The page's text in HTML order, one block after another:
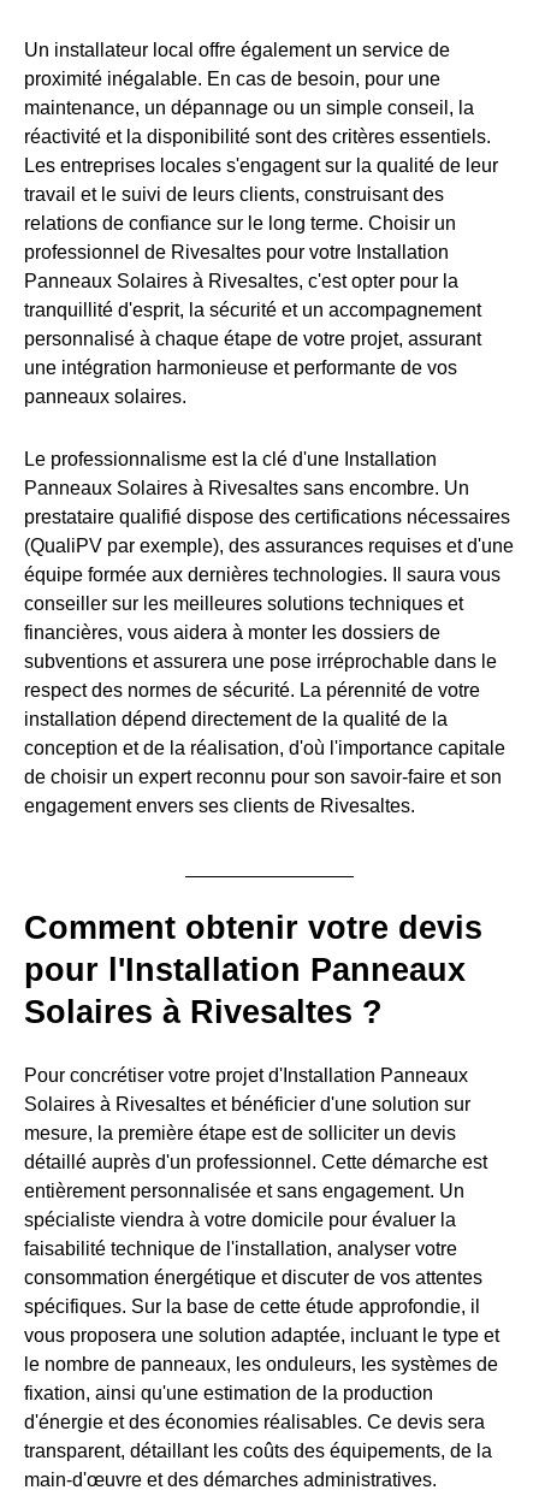
Un installateur local offre également un service de
proximité inégalable. En cas de besoin, pour une
maintenance, un dépannage ou un simple conseil, la
réactivité et la disponibilité sont des critères essentiels.
Les entreprises locales s'engagent sur la qualité de leur
travail et le suivi de leurs clients, construisant des
relations de confiance sur le long terme. Choisir un
professionnel de Rivesaltes pour votre Installation
Panneaux Solaires à Rivesaltes, c'est opter pour la
tranquillité d'esprit, la sécurité et un accompagnement
personnalisé à chaque étape de votre projet, assurant
une intégration harmonieuse et performante de vos
panneaux solaires.
Le professionnalisme est la clé d'une Installation
Panneaux Solaires à Rivesaltes sans encombre. Un
prestataire qualifié dispose des certifications nécessaires
(QualiPV par exemple), des assurances requises et d'une
équipe formée aux dernières technologies. Il saura vous
conseiller sur les meilleures solutions techniques et
financières, vous aidera à monter les dossiers de
subventions et assurera une pose irréprochable dans le
respect des normes de sécurité. La pérennité de votre
installation dépend directement de la qualité de la
conception et de la réalisation, d'où l'importance capitale
de choisir un expert reconnu pour son savoir-faire et son
engagement envers ses clients de Rivesaltes.
Comment obtenir votre devis
pour l'Installation Panneaux
Solaires à Rivesaltes ?
Pour concrétiser votre projet d'Installation Panneaux
Solaires à Rivesaltes et bénéficier d'une solution sur
mesure, la première étape est de solliciter un devis
détaillé auprès d'un professionnel. Cette démarche est
entièrement personnalisée et sans engagement. Un
spécialiste viendra à votre domicile pour évaluer la
faisabilité technique de l'installation, analyser votre
consommation énergétique et discuter de vos attentes
spécifiques. Sur la base de cette étude approfondie, il
vous proposera une solution adaptée, incluant le type et
le nombre de panneaux, les onduleurs, les systèmes de
fixation, ainsi qu'une estimation de la production
d'énergie et des économies réalisables. Ce devis sera
transparent, détaillant les coûts des équipements, de la
main-d'œuvre et des démarches administratives.